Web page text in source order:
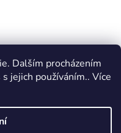
Dalším procházením
jejich používáním.. Více